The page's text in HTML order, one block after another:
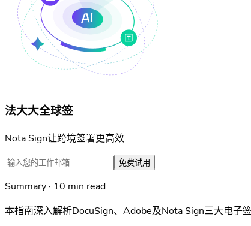
法大大全球签
Nota Sign让跨境签署更高效
免费试用
Summary · 10 min read
本指南深入解析DocuSign、Adobe及Nota Sign三大电子